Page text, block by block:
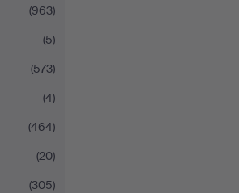
(963)
(5)
(573)
(4)
(464)
(20)
(305)